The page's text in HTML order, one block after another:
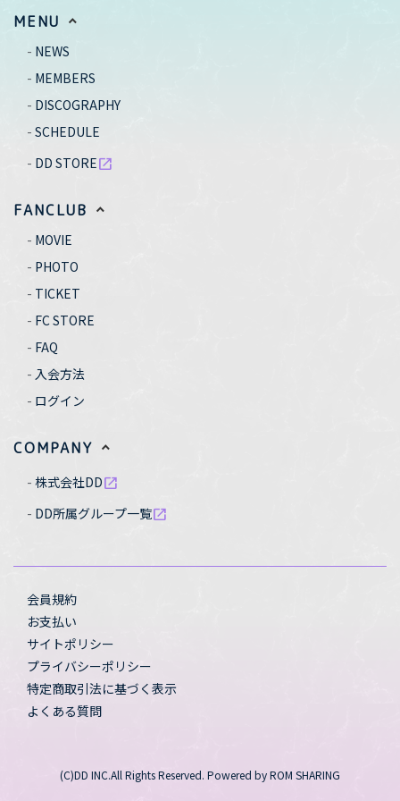
MENU
NEWS
MEMBERS
DISCOGRAPHY
SCHEDULE
DD STOREopen_in_new
FANCLUB
MOVIE
PHOTO
TICKET
FC STORE
FAQ
入会方法
ログイン
COMPANY
株式会社DDopen_in_new
DD所属グループ一覧open_in_new
会員規約
お支払い
サイトポリシー
プライバシーポリシー
特定商取引法に基づく表示
よくある質問
(C)DD INC.All Rights Reserved. Powered by ROM SHARING